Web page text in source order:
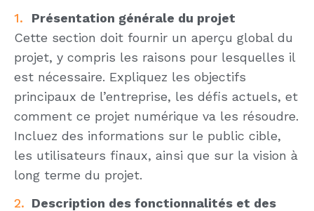
Présentation générale du projet
Cette section doit fournir un aperçu global du
projet, y compris les raisons pour lesquelles il
est nécessaire. Expliquez les objectifs
principaux de l’entreprise, les défis actuels, et
comment ce projet numérique va les résoudre.
Incluez des informations sur le public cible,
les utilisateurs finaux, ainsi que sur la vision à
long terme du projet.
Description des fonctionnalités et des